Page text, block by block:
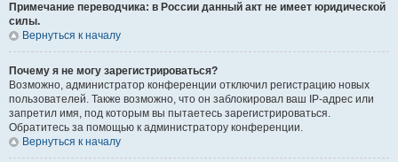
Примечание переводчика: в России данный акт не имеет юридической
силы.
Вернуться к началу
Почему я не могу зарегистрироваться?
Возможно, администратор конференции отключил регистрацию новых
пользователей. Также возможно, что он заблокировал ваш IP-адрес или
запретил имя, под которым вы пытаетесь зарегистрироваться.
Обратитесь за помощью к администратору конференции.
Вернуться к началу